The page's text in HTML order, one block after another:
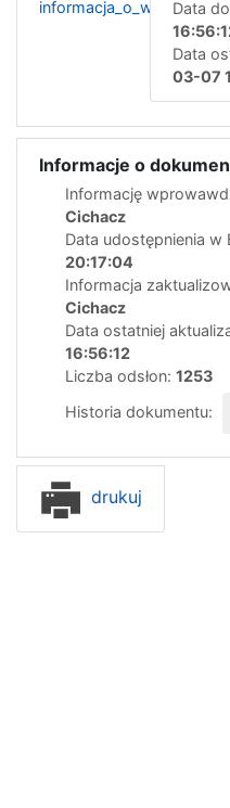
Data
Data
03-07
Informacje o
Informację
Cichacz
Data udostępnienia w
20:17:04
Informacja
Cichacz
Data ostatniej
16:56:12
Liczba odsłon: 1253
Historia dokumentu:
drukuj